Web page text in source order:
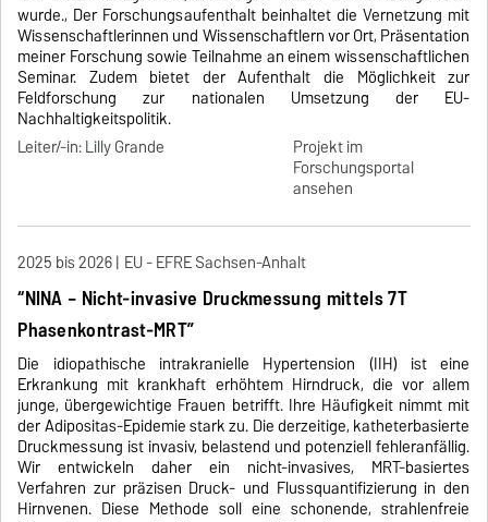
wurde., Der Forschungsaufenthalt beinhaltet die Vernetzung mit
Wissenschaftlerinnen und Wissenschaftlern vor Ort, Präsentation
meiner Forschung sowie Teilnahme an einem wissenschaftlichen
Seminar. Zudem bietet der Aufenthalt die Möglichkeit zur
Feldforschung zur nationalen Umsetzung der EU-
Nachhaltigkeitspolitik.
Leiter/-in: Lilly Grande
Projekt im
Forschungsportal
ansehen
2025 bis 2026 EU - EFRE Sachsen-Anhalt
“NINA – Nicht-invasive Druckmessung mittels 7T
Phasenkontrast-MRT”
Die idiopathische intrakranielle Hypertension (IIH) ist eine
Erkrankung mit krankhaft erhöhtem Hirndruck, die vor allem
junge, übergewichtige Frauen betrifft. Ihre Häufigkeit nimmt mit
der Adipositas-Epidemie stark zu. Die derzeitige, katheterbasierte
Druckmessung ist invasiv, belastend und potenziell fehleranfällig.
Wir entwickeln daher ein nicht-invasives, MRT-basiertes
Verfahren zur präzisen Druck- und Flussquantifizierung in den
Hirnvenen. Diese Methode soll eine schonende, strahlenfreie